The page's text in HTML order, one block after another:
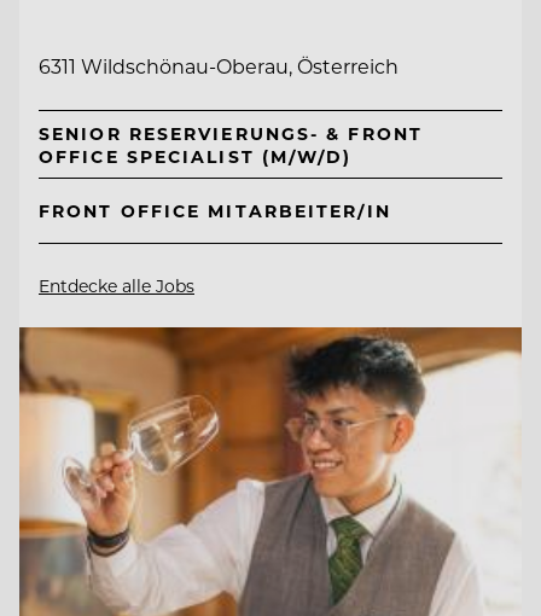
6311 Wildschönau-Oberau, Österreich
SENIOR RESERVIERUNGS- & FRONT
OFFICE SPECIALIST (M/W/D)
FRONT OFFICE MITARBEITER/IN
Entdecke alle Jobs